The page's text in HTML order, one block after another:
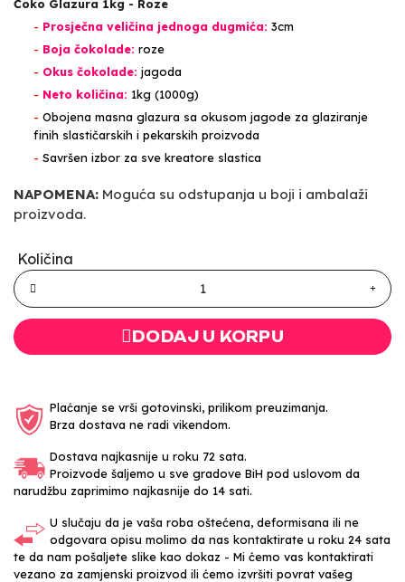
Čoko Glazura 1kg - Roze
- Prosječna veličina jednoga dugmića: 3cm
- Boja čokolade: roze
- Okus čokolade: jagoda
- Neto količina: 1kg (1000g)
- Obojena masna glazura sa okusom jagode za glaziranje
finih slastičarskih i pekarskih proizvoda
- Savršen izbor za sve kreatore slastica
NAPOMENA: Moguća su odstupanja u boji i ambalaži
proizvoda.
Količina
DODAJ U KORPU
Plaćanje se vrši gotovinski, prilikom preuzimanja.
Brza dostava ne radi vikendom.
Dostava najkasnije u roku 72 sata.
Proizvode šaljemo u sve gradove BiH pod uslovom da
narudžbu zaprimimo najkasnije do 14 sati.
U slučaju da je vaša roba oštećena, deformisana ili ne
odgovara opisu molimo da nas kontaktirate u roku 24 sata
te da nam pošaljete slike kao dokaz - Mi ćemo vas kontaktirati
vezano za zamjenski proizvod ili ćemo izvršiti povrat vašeg